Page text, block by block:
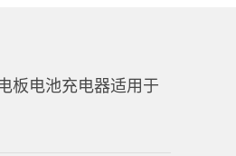
板电池充电器适用于